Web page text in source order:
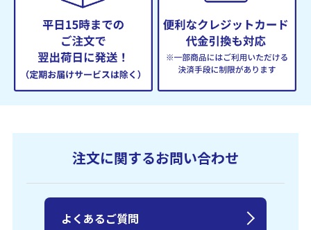
注文に関するお問い合わせ
よくあるご質問